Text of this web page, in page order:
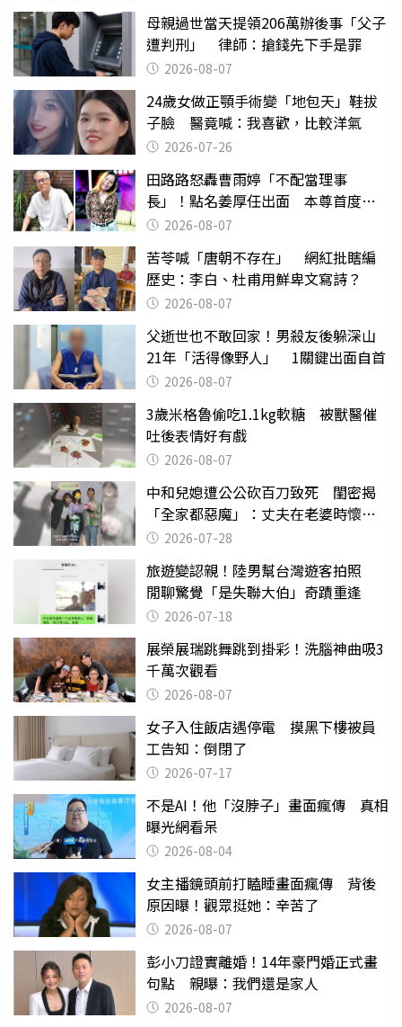
母親過世當天提領206萬辦後事「父子
遭判刑」 律師：搶錢先下手是罪
2026-08-07
24歲女做正顎手術變「地包天」鞋拔
子臉 醫竟喊：我喜歡，比較洋氣
2026-07-26
田路路怒轟曹雨婷「不配當理事
長」！點名姜厚任出面 本尊首度回
應了2026-08-07
苦苓喊「唐朝不存在」 網紅批瞎編
歷史：李白、杜甫用鮮卑文寫詩？
2026-08-07
父逝世也不敢回家！男殺友後躲深山
21年「活得像野人」 1關鍵出面自首
2026-08-07
3歲米格魯偷吃1.1kg軟糖 被獸醫催
吐後表情好有戲
2026-08-07
中和兒媳遭公公砍百刀致死 閨密揭
「全家都惡魔」：丈夫在老婆時懷孕
摔東西
2026-07-28
旅遊變認親！陸男幫台灣遊客拍照
閒聊驚覺「是失聯大伯」奇蹟重逢
2026-07-18
展榮展瑞跳舞跳到掛彩！洗腦神曲吸3
千萬次觀看
2026-08-07
女子入住飯店遇停電 摸黑下樓被員
工告知：倒閉了
2026-07-17
不是AI！他「沒脖子」畫面瘋傳 真相
曝光網看呆
2026-08-04
女主播鏡頭前打瞌睡畫面瘋傳 背後
原因曝！觀眾挺她：辛苦了
2026-08-07
彭小刀證實離婚！14年豪門婚正式畫
句點 親曝：我們還是家人
2026-08-07